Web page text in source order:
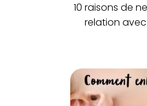
10 raisons de
relation